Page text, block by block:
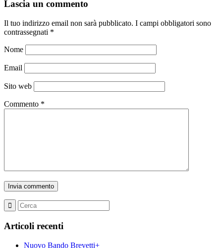
Lascia un commento
Il tuo indirizzo email non sarà pubblicato. I campi obbligatori sono
contrassegnati *
Nome
Email
Sito web
Commento *
Articoli recenti
Nuovo Bando Brevetti+